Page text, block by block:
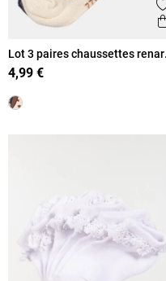
Lot 3 paires chaussettes
garçon
4,99 €